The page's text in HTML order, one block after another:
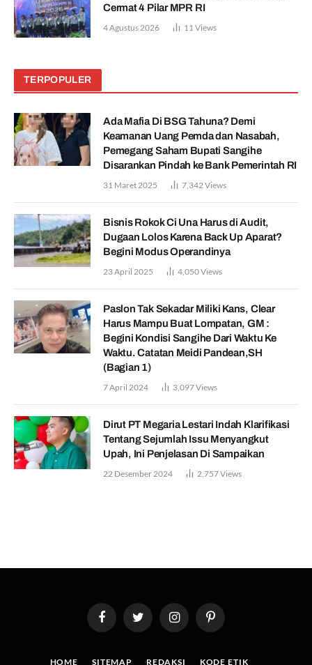
Cermat 4 Pilar MPR RI
4 Agustus 2026 11 Views
TERPOPULER
Ada Mafia Di BSG Tahuna? Demi
Keamanan Uang Pemda dan Nasabah,
Pemegang Saham Bupati Sangihe
Disarankan Pindah ke Bank Pemerintah RI
31 Maret 2025 7,342 Views
Bisnis Rokok Ci Una Harus di Audit,
Dugaan Lolos Karena Back Up Aparat?
Begini Modus Operandinya
23 April 2025 4,050Views
Paslon Tak Sekadar Miliki Kans, Clear
Harus Mampu Buat Lompatan, GM :
Begini Kondisi Sangihe Dari Waktu Ke
Waktu. Catatan Meidi Pandean,SH
(Bagian 1)
7 April 2024 3,097Views
Dirut PT Megaria Lestari Indah Klarifikasi
Tentang Sejumlah Issu Menyangkut
Upah, Ini Penjelasan Di Sampaikan
22 Desember 2024 2,757Views
FacebookTwitter InstagramPinterest
HOME SITEMAP REDAKSI KODE ETIK